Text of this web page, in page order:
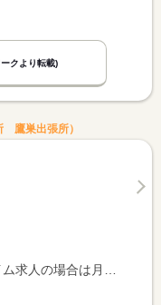
クより転載)
鷹巣出張所）
の場合は時間額を表示しています。